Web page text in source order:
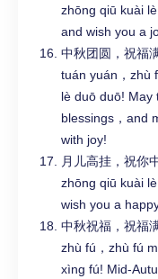
zhōng qiū kuài
and wish you a
中秋团圆，祝福
tuán yuán，zhù
lè duō duō! May
blessings，and
with joy!
月儿高挂，祝你
zhōng qiū kuài
wish you a
中秋祝福，祝福
zhù fú，zhù fú
xìng fú! Mid-